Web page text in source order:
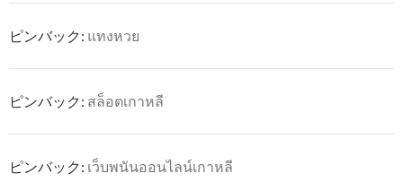
ピンバック: แทงหวย
ピンバック: สล็อตเกาหลี
ピンバック: เว็บพนันออนไลน์เกาหลี